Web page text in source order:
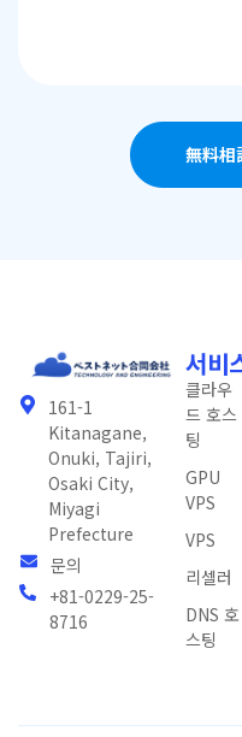
161-1
Kitanagane,
Onuki, Tajiri,
Osaki City,
Miyagi
Prefecture
문의
+81-0229-25-
8716
서비
클라우
드 호스
팅
GPU
VPS
VPS
리셀러
DNS 호
스팅